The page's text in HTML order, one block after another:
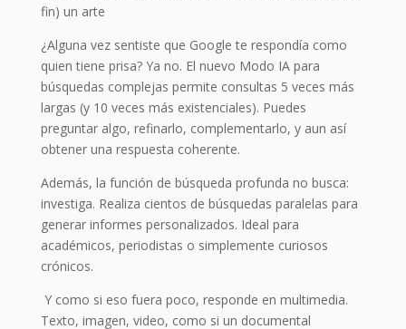
fin) un arte
¿Alguna vez sentiste que Google te respondía como
quien tiene prisa? Ya no. El nuevo Modo IA para
búsquedas complejas permite consultas 5 veces más
largas (y 10 veces más existenciales). Puedes
preguntar algo, refinarlo, complementarlo, y aun así
obtener una respuesta coherente.
Además, la función de búsqueda profunda no busca:
investiga. Realiza cientos de búsquedas paralelas para
generar informes personalizados. Ideal para
académicos, periodistas o simplemente curiosos
crónicos.
Y como si eso fuera poco, responde en multimedia.
Texto, imagen, video, como si un documental